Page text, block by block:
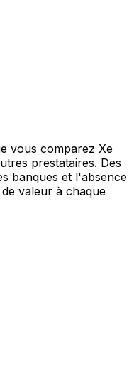
vous comparez Xe
prestataires. Des
banques et l'absence
valeur à chaque